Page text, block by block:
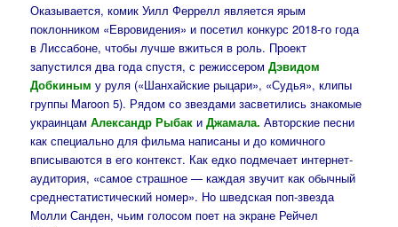
Оказывается, комик Уилл Феррелл является ярым
поклонником «Евровидения» и посетил конкурс 2018-го года
в Лиссабоне, чтобы лучше вжиться в роль. Проект
запустился два года спустя, с режиссеромДэвидом
Добкиным у руля («Шанхайские рыцари», «Судья», клипы
группы Maroon 5). Рядом со звездами засветились знакомые
украинцамАлександр Рыбак иДжамала. Авторские песни
как специально для фильма написаны и до комичного
вписываются в его контекст. Как едко подмечает интернет-
аудитория, «самое страшное — каждая звучит как обычный
среднестатистический номер». Но шведская поп-звезда
Молли Санден, чьим голосом поет на экране Рейчел